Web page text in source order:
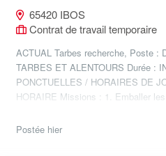
65420 IBOS
Contrat de travail temporaire
ACTUAL Tarbes recherche, Poste :
TARBES ET ALENTOURS Durée :
PONCTUELLES / HORAIRES DE
HORAIRE Missions : 1. Emballer
Postée hier